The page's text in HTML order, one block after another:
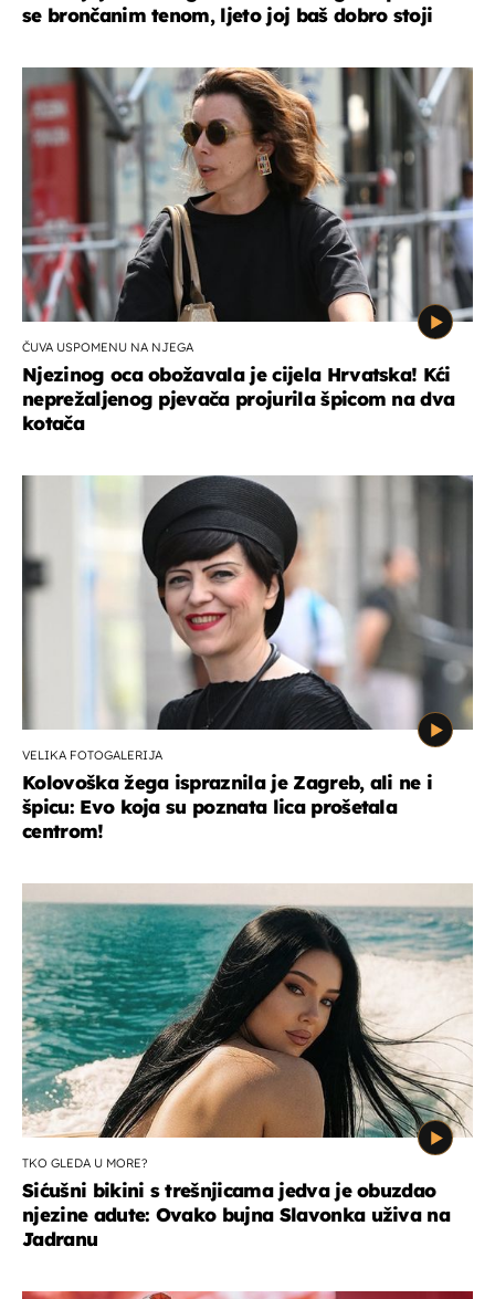
se brončanim tenom, ljeto joj baš dobro stoji
ČUVA USPOMENU NA NJEGA
Njezinog oca obožavala je cijela Hrvatska! Kći
neprežaljenog pjevača projurila špicom na dva
kotača
VELIKA FOTOGALERIJA
Kolovoška žega ispraznila je Zagreb, ali ne i
špicu: Evo koja su poznata lica prošetala
centrom!
TKO GLEDA U MORE?
Sićušni bikini s trešnjicama jedva je obuzdao
njezine adute: Ovako bujna Slavonka uživa na
Jadranu